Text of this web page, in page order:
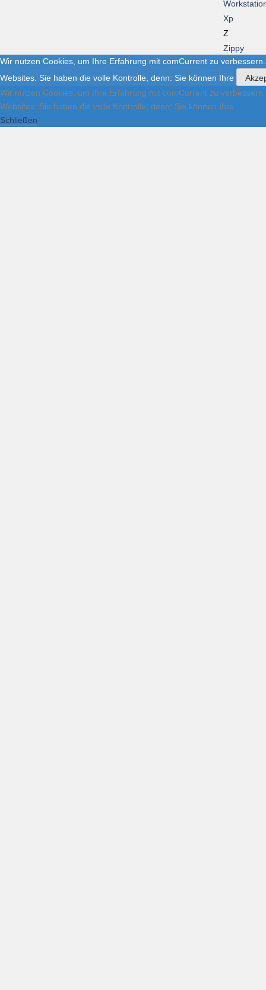
Xp
Z
Zippy
Wir nutzen Cookies, um Ihre Erfahrung mit comCurrent zu
Websites. Sie haben die volle Kontrolle, denn: Sie können Ihre
Wir nutzen Cookies, um Ihre Erfahrung mit comCurrent zu
Websites. Sie haben die volle Kontrolle, denn: Sie können Ihre
Schließen